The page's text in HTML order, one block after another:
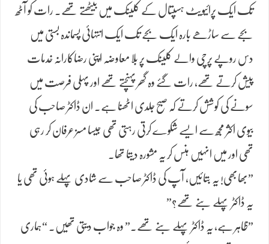
تک ایک پرائیویٹ ہسپتال کے کلینک میں بیٹھتے تھے۔ رات کو آٹھ
بجے سے ساڑھے بارہ ایک بجے تک ایک انتہائی پسماندہ بستی میں
دس روپے پرچی والے کلینک پر بلا معاوضہ اپنی رضاکارانہ خدمات
پیش کرتے تھے، رات گئے وہ گھر پہنچتے تھے اور پہلی فرصت میں
سونے کی کوشش کرتے کہ صبح جلدی اٹھنا ہے۔ ان ڈاکٹر صاحب کی
بیوی اکثر مجھ سے ایسے شکوے کرتی رہتی تھی جیسا مسز عرفان کر رہی
تھی اور میں انہیں ہنس کر یہ مشورہ دیتا تھا۔
​”بھابھی! یہ بتائیں، آپ کی ڈاکٹر صاحب سے شادی پہلے ہوئی تھی یا
یہ ڈاکٹر پہلے بنے تھے؟”
​”ظاہر ہے، یہ ڈاکٹر پہلے بنے تھے۔” وہ جواب دیتی تھیں۔ “ہماری